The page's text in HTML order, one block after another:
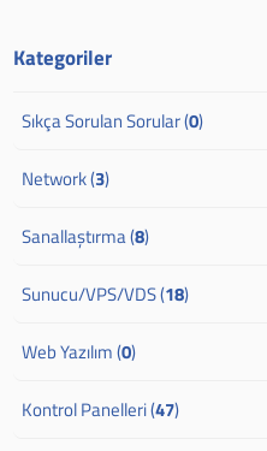
Kategoriler
Sıkça Sorulan Sorular (0)
Network (3)
Sanallaştırma (8)
Sunucu/VPS/VDS (18)
Web Yazılım (0)
Kontrol Panelleri (47)